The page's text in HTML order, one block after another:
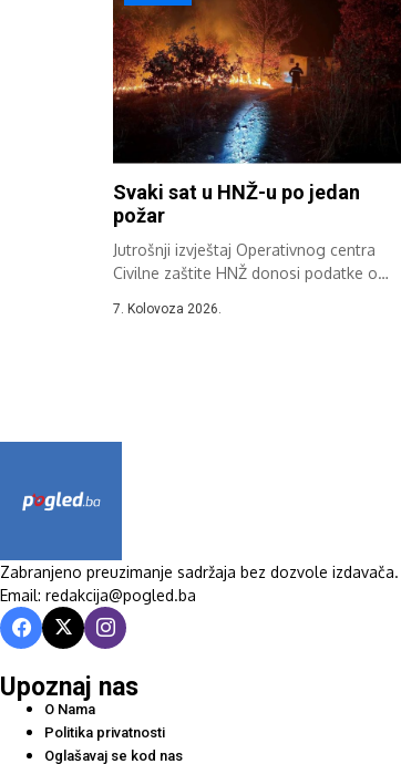
Svaki sat u HNŽ-u po jedan
požar
Jutrošnji izvještaj Operativnog centra
Civilne zaštite HNŽ donosi podatke o
7. Kolovoza 2026.
Zabranjeno preuzimanje sadržaja bez dozvole izdavača.
Email: redakcija@pogled.ba
Upoznaj nas
O Nama
Politika privatnosti
Oglašavaj se kod nas